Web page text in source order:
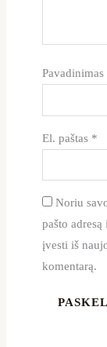
Pavadinimas
El. paštas *
Noriu
pašto
įvesti iš
komentarą.